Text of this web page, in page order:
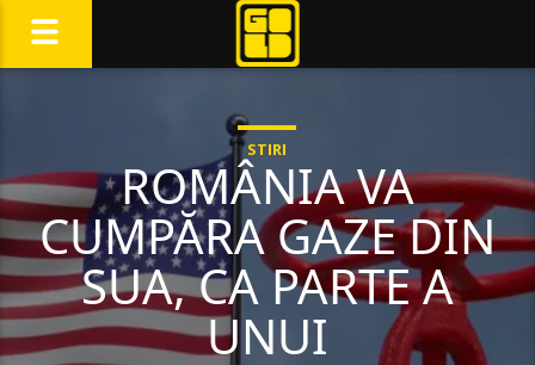
STIRI
ROMÂNIA VA
CUMPĂRA GAZE DIN
SUA, CA PARTE A
UNUI